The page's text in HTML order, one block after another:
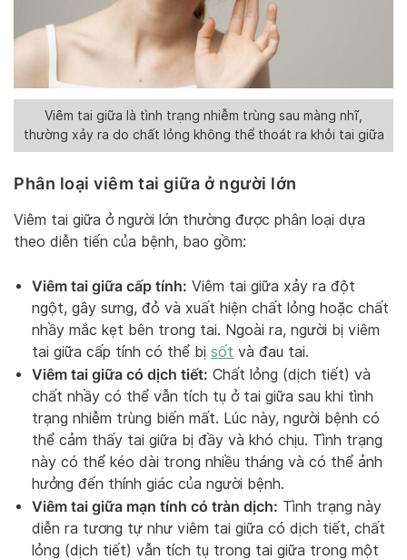
Viêm tai giữa là tình trạng nhiễm trùng sau màng nhĩ,
thường xảy ra do chất lỏng không thể thoát ra khỏi tai giữa
Phân loại viêm tai giữa ở người lớn
Viêm tai giữa ở người lớn thường được phân loại dựa
theo diễn tiến của bệnh, bao gồm:
Viêm tai giữa cấp tính: Viêm tai giữa xảy ra đột
ngột, gây sưng, đỏ và xuất hiện chất lỏng hoặc chất
nhầy mắc kẹt bên trong tai. Ngoài ra, người bị viêm
tai giữa cấp tính có thể bị sốt và đau tai.
Viêm tai giữa có dịch tiết: Chất lỏng (dịch tiết) và
chất nhầy có thể vẫn tích tụ ở tai giữa sau khi tình
trạng nhiễm trùng biến mất. Lúc này, người bệnh có
thể cảm thấy tai giữa bị đầy và khó chịu. Tình trạng
này có thể kéo dài trong nhiều tháng và có thể ảnh
hưởng đến thính giác của người bệnh.
Viêm tai giữa mạn tính có tràn dịch: Tình trạng này
diễn ra tương tự như viêm tai giữa có dịch tiết, chất
lỏng (dịch tiết) vẫn tích tụ trong tai giữa trong một